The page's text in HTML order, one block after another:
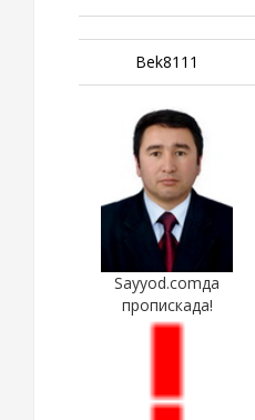
Bek8111
Sayyod.comда
пропискада!